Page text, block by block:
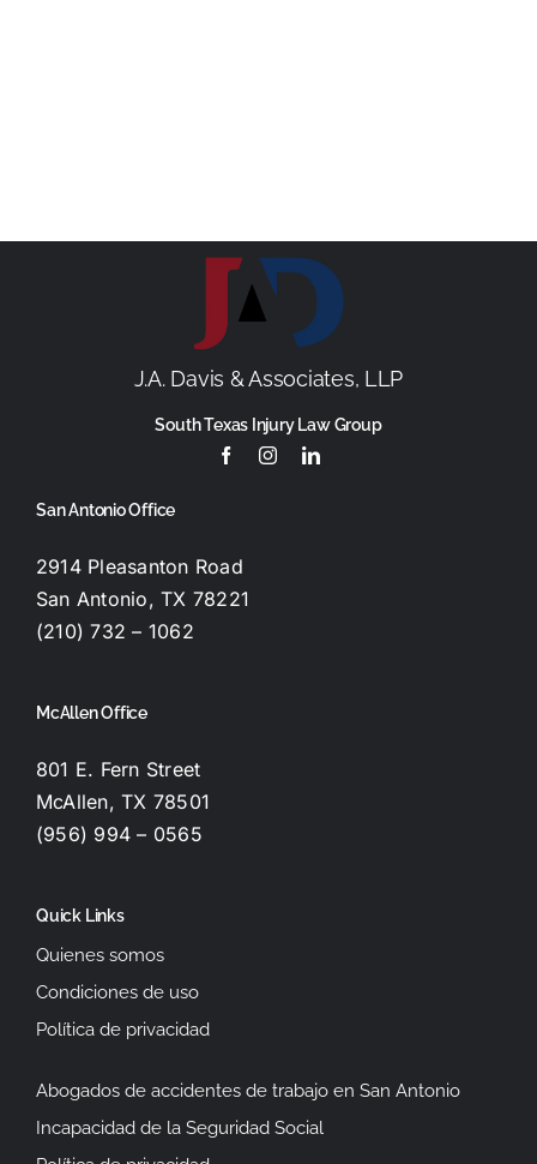
J.A. Davis & Associates, LLP
South Texas Injury Law Group
San Antonio Office
2914 Pleasanton Road
San Antonio, TX 78221
(210) 732 – 1062
McAllen Office
801 E. Fern Street
McAllen, TX 78501
(956) 994 – 0565
Quick Links
Quienes somos
Condiciones de uso
Política de privacidad
Abogados de accidentes de trabajo en San Antonio
Incapacidad de la Seguridad Social